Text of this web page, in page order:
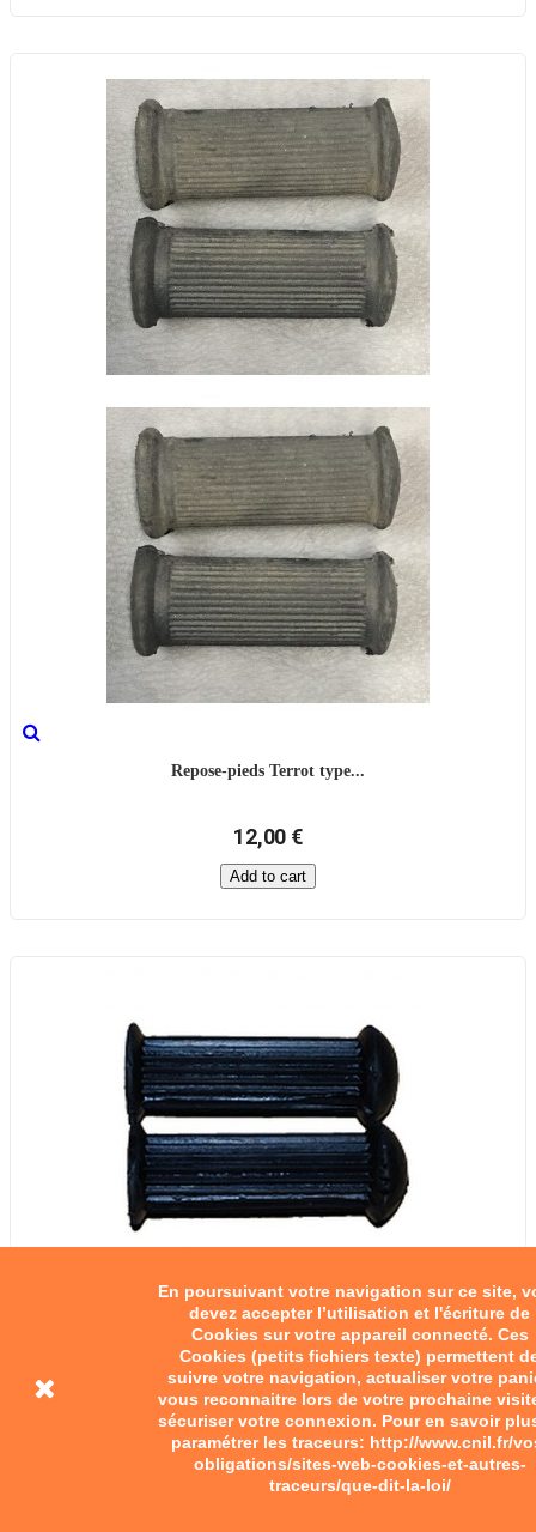
En poursuivant votre navigation sur ce site,
devez accepter l’utilisation et l'écriture de
Cookies sur votre appareil connecté. Ces
Cookies (petits fichiers texte) permettent
suivre votre navigation, actualiser votre
vous reconnaitre lors de votre prochaine
sécuriser votre connexion. Pour en savoir
paramétrer les traceurs: http://www.cnil.fr/
obligations/sites-web-cookies-et-autres-
traceurs/que-dit-la-loi/
Repose-pieds Terrot type...
12,00 €
Add to cart
Repose-pieds type Saroléa.
12,00 €
Add to cart